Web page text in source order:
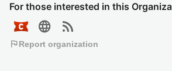
For those interested in this
language rss_feed
flagReport organization